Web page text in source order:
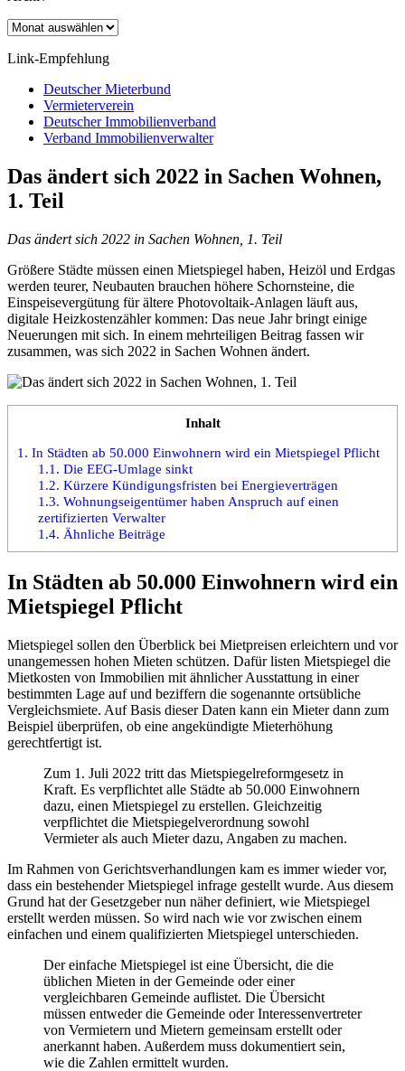
Archiv
Link-Empfehlung
Deutscher Mieterbund
Vermieterverein
Deutscher Immobilienverband
Verband Immobilienverwalter
Das ändert sich 2022 in Sachen Wohnen,
1. Teil
Das ändert sich 2022 in Sachen Wohnen, 1. Teil
Größere Städte müssen einen Mietspiegel haben, Heizöl und Erdgas
werden teurer, Neubauten brauchen höhere Schornsteine, die
Einspeisevergütung für ältere Photovoltaik-Anlagen läuft aus,
digitale Heizkostenzähler kommen: Das neue Jahr bringt einige
Neuerungen mit sich. In einem mehrteiligen Beitrag fassen wir
zusammen, was sich 2022 in Sachen Wohnen ändert.
Inhalt
1. In Städten ab 50.000 Einwohnern wird ein Mietspiegel Pflicht
1.1. Die EEG-Umlage sinkt
1.2. Kürzere Kündigungsfristen bei Energieverträgen
1.3. Wohnungseigentümer haben Anspruch auf einen
zertifizierten Verwalter
1.4. Ähnliche Beiträge
In Städten ab 50.000 Einwohnern wird ein
Mietspiegel Pflicht
Mietspiegel sollen den Überblick bei Mietpreisen erleichtern und vor
unangemessen hohen Mieten schützen. Dafür listen Mietspiegel die
Mietkosten von Immobilien mit ähnlicher Ausstattung in einer
bestimmten Lage auf und beziffern die sogenannte ortsübliche
Vergleichsmiete. Auf Basis dieser Daten kann ein Mieter dann zum
Beispiel überprüfen, ob eine angekündigte Mieterhöhung
gerechtfertigt ist.
Zum 1. Juli 2022 tritt das Mietspiegelreformgesetz in
Kraft. Es verpflichtet alle Städte ab 50.000 Einwohnern
dazu, einen Mietspiegel zu erstellen. Gleichzeitig
verpflichtet die Mietspiegelverordnung sowohl
Vermieter als auch Mieter dazu, Angaben zu machen.
Im Rahmen von Gerichtsverhandlungen kam es immer wieder vor,
dass ein bestehender Mietspiegel infrage gestellt wurde. Aus diesem
Grund hat der Gesetzgeber nun näher definiert, wie Mietspiegel
erstellt werden müssen. So wird nach wie vor zwischen einem
einfachen und einem qualifizierten Mietspiegel unterschieden.
Der einfache Mietspiegel ist eine Übersicht, die die
üblichen Mieten in der Gemeinde oder einer
vergleichbaren Gemeinde auflistet. Die Übersicht
müssen entweder die Gemeinde oder Interessenvertreter
von Vermietern und Mietern gemeinsam erstellt oder
anerkannt haben. Außerdem muss dokumentiert sein,
wie die Zahlen ermittelt wurden.